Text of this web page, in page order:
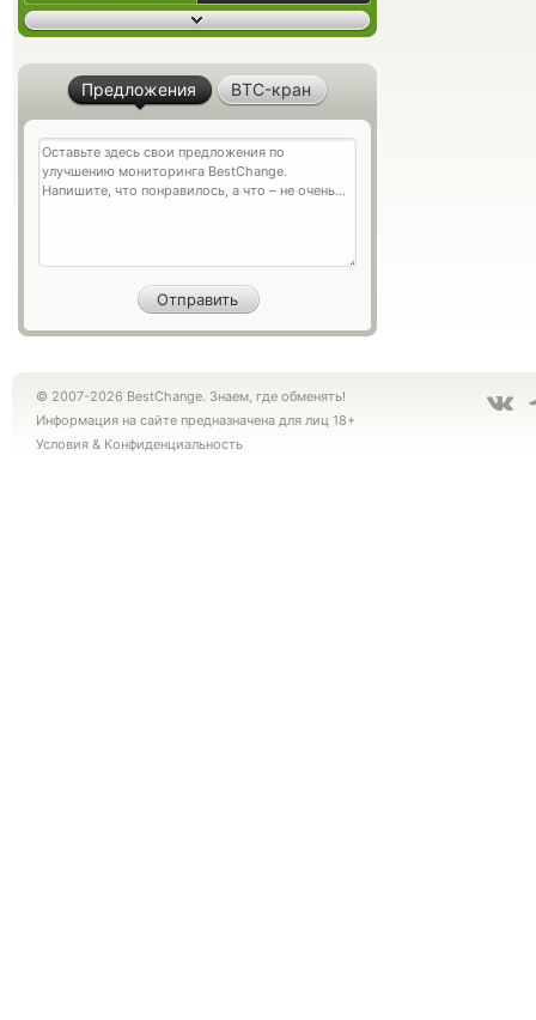
Предложения BTC-кран
© 2007-2026 BestChange. Знаем, где обменять!
Информация на сайте предназначена для лиц 18+
Условия & Конфиденциальность